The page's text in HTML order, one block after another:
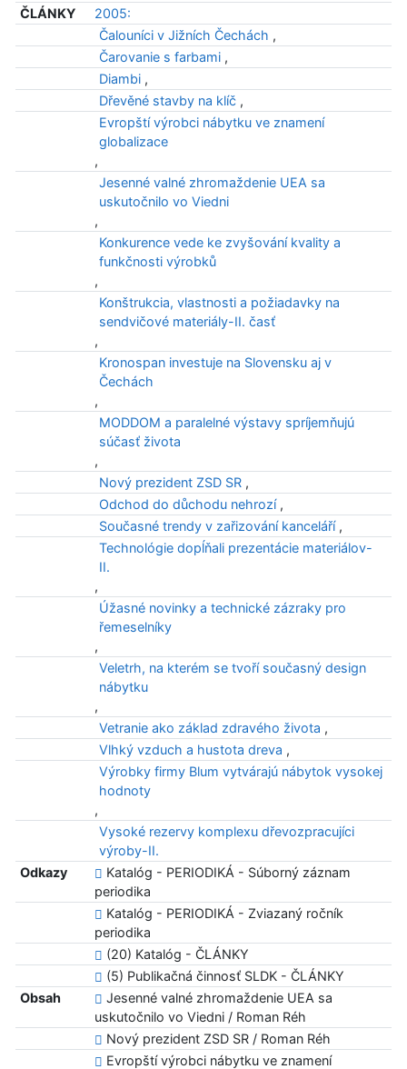
ČLÁNKY
2005:
Čalouníci v Jižních Čechách ,
Čarovanie s farbami ,
Diambi ,
Dřevěné stavby na klíč ,
Evropští výrobci nábytku ve znamení
globalizace
,
Jesenné valné zhromaždenie UEA sa
uskutočnilo vo Viedni
,
Konkurence vede ke zvyšování kvality a
funkčnosti výrobků
,
Konštrukcia, vlastnosti a požiadavky na
sendvičové materiály-II. časť
,
Kronospan investuje na Slovensku aj v
Čechách
,
MODDOM a paralelné výstavy spríjemňujú
súčasť života
,
Nový prezident ZSD SR ,
Odchod do důchodu nehrozí ,
Současné trendy v zařizování kanceláří ,
Technológie dopĺňali prezentácie materiálov-
II.
,
Úžasné novinky a technické zázraky pro
řemeselníky
,
Veletrh, na kterém se tvoří současný design
nábytku
,
Vetranie ako základ zdravého života ,
Vlhký vzduch a hustota dreva ,
Výrobky firmy Blum vytvárajú nábytok vysokej
hodnoty
,
Vysoké rezervy komplexu dřevozpracujíci
výroby-II.
Odkazy
Katalóg - PERIODIKÁ - Súborný záznam
periodika
Katalóg - PERIODIKÁ - Zviazaný ročník
periodika
(20) Katalóg - ČLÁNKY
(5) Publikačná činnosť SLDK - ČLÁNKY
Obsah
Jesenné valné zhromaždenie UEA sa
uskutočnilo vo Viedni / Roman Réh
Nový prezident ZSD SR / Roman Réh
Evropští výrobci nábytku ve znamení